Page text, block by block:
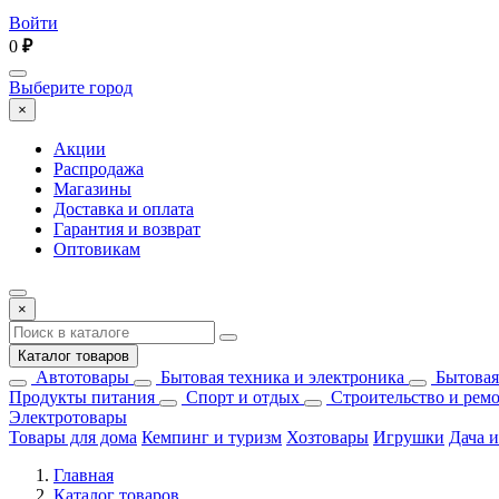
Войти
0 ₽
Выберите город
×
Акции
Распродажа
Магазины
Доставка и оплата
Гарантия и возврат
Оптовикам
×
Каталог товаров
Автотовары Бытовая техника и электроника
Продукты питания
Спорт и отдых
Строительство и
Электротовары
Товары для дома Кемпинг и туризм Хозтовары Игрушки Дача
Главная